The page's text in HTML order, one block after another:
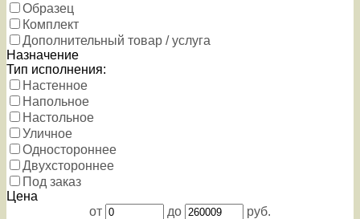
Образец
Комплект
Дополнительный товар / услуга
Назначение
Тип исполнения:
Настенное
Напольное
Настольное
Уличное
Одностороннее
Двухстороннее
Под заказ
Цена
от
до
руб.